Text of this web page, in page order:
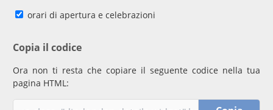
orari di apertura e celebrazioni
Copia il codice
Ora non ti resta che copiare il seguente codice nella tua
pagina HTML: